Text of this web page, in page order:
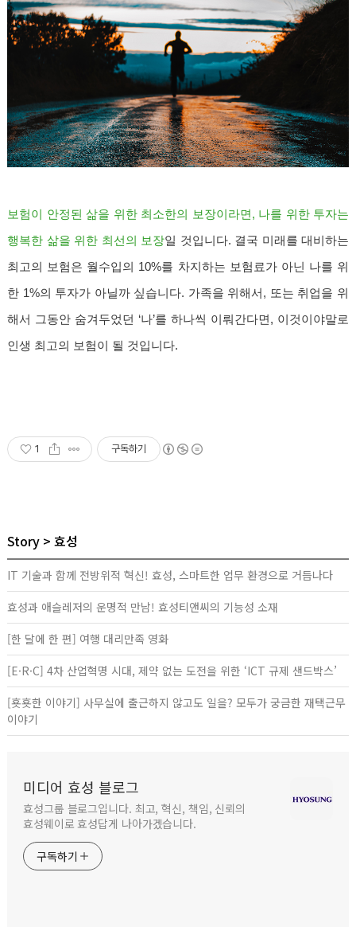
보험이 안정된 삶을 위한 최소한의 보장이라면, 나를 위한 투자는
행복한 삶을 위한 최선의 보장일 것입니다. 결국 미래를 대비하는
최고의 보험은 월수입의 10%를 차지하는 보험료가 아닌 나를 위
한 1%의 투자가 아닐까 싶습니다. 가족을 위해서, 또는 취업을 위
해서 그동안 숨겨두었던 ‘나’를 하나씩 이뤄간다면, 이것이야말로
인생 최고의 보험이 될 것입니다.
1 구독하기
Story 효성
IT 기술과 함께 전방위적 혁신! 효성, 스마트한 업무 환경으로 거듭나다
효성과 애슬레저의 운명적 만남! 효성티앤씨의 기능성 소재
[한 달에 한 편] 여행 대리만족 영화
[E·R·C] 4차 산업혁명 시대, 제약 없는 도전을 위한 ‘ICT 규제 샌드박스’
[횻횻한 이야기] 사무실에 출근하지 않고도 일을? 모두가 궁금한 재택근무
이야기
미디어 효성 블로그
효성그룹 블로그입니다. 최고, 혁신, 책임, 신뢰의
효성웨이로 효성답게 나아가겠습니다.
구독하기